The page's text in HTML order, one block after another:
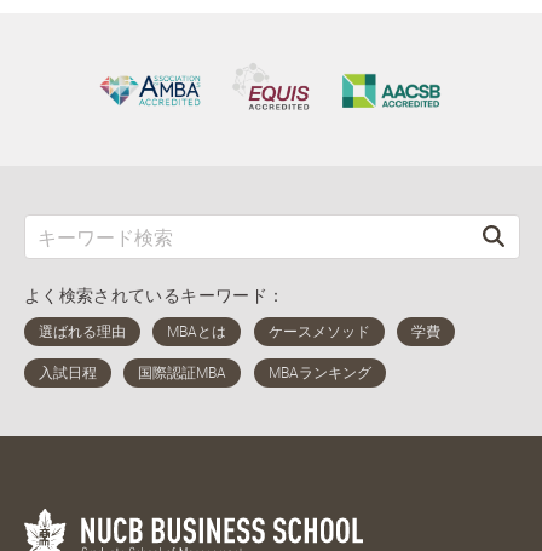
よく検索されているキーワード：